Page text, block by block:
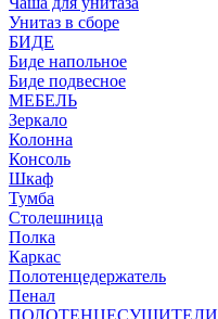
Унитаз в сборе
БИДЕ
Биде напольное
Биде подвесное
МЕБЕЛЬ
Зеркало
Колонна
Консоль
Шкаф
Тумба
Столешница
Полка
Каркас
Полотенцедержатель
Пенал
ПОЛОТЕНЦЕСУШИТЕЛИ